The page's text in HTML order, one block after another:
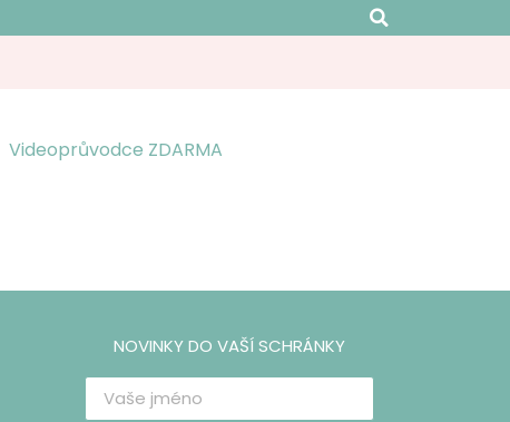
Videoprůvodce ZDARMA
NOVINKY DO VAŠÍ SCHRÁNKY